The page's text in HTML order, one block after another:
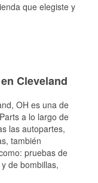
que elegiste y
Cleveland
, OH es una de
a lo largo de
las autopartes,
también
pruebas de
de bombillas,